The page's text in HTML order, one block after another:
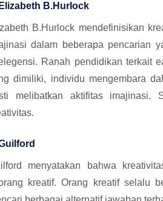
B.Hurlock
B.Hurlock mendefinisikan
dalam beberapa pencarian
Ranah pendidikan terkait
dimiliki, individu mengembara
melibatkan aktifitas imajinasi.
menyatakan bahwa
kreatif. Orang kreatif selalu